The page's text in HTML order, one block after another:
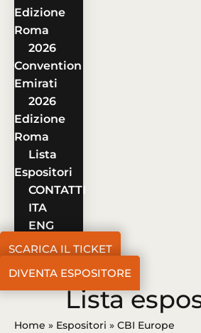
Edizione
Roma
2026
Convention
Emirati
2026
Edizione
Roma
Lista
Espositori
CONTATTI
ITA
ENG
SCARICA IL TICKET
DIVENTA ESPOSITORE
Lista
Home » Espositori » CBI Europe